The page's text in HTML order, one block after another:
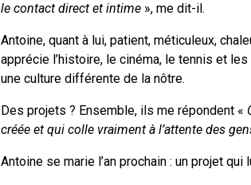
le contact direct et intime », me dit-il.
Antoine, quant à lui, patient, méticuleux,
apprécie l’histoire, le cinéma, le tennis et
une culture différente de la nôtre.
Des projets ? Ensemble, ils me répondent «
créée et qui colle vraiment à l’attente des
Antoine se marie l’an prochain : un projet